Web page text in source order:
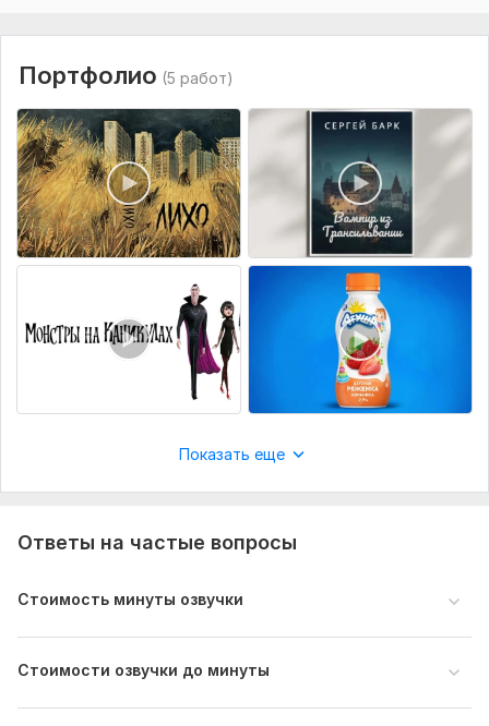
Портфолио (5 работ)
Показать еще
Ответы на частые вопросы
Стоимость минуты озвучки
Стоимости озвучки до минуты